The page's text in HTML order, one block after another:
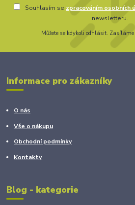
Souhlasím se zpracováním osobních
newsletteru.
Můžete se kdykoli odhlásit.
Informace pro zákazníky
O nás
Vše o nákupu
Obchodní podmínky
Kontakty
Blog - kategorie